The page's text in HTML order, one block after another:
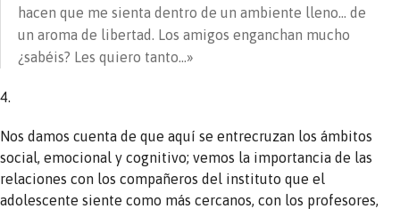
hacen que me sienta dentro de un ambiente lleno… de
un aroma de libertad. Los amigos enganchan mucho
¿sabéis? Les quiero tanto…»
4.
Nos damos cuenta de que aquí se entrecruzan los ámbitos
social, emocional y cognitivo; vemos la importancia de las
relaciones con los compañeros del instituto que el
adolescente siente como más cercanos, con los profesores,